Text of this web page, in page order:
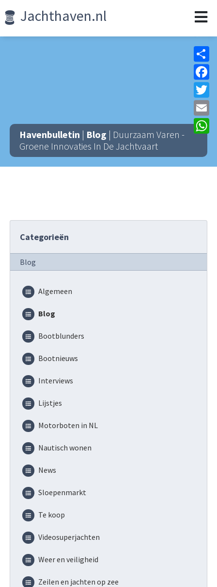
Jachthaven.nl
Havenbulletin | Blog | Duurzaam Varen -
Groene Innovaties In De Jachtvaart
Categorieën
Blog
Algemeen
Blog
Bootblunders
Bootnieuws
Interviews
Lijstjes
Motorboten in NL
Nautisch wonen
News
Sloepenmarkt
Te koop
Videosuperjachten
Weer en veiligheid
Zeilen en jachten op zee